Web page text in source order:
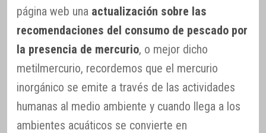
página web una actualización sobre las
recomendaciones del consumo de pescado por
la presencia de mercurio, o mejor dicho
metilmercurio, recordemos que el mercurio
inorgánico se emite a través de las actividades
humanas al medio ambiente y cuando llega a los
ambientes acuáticos se convierte en